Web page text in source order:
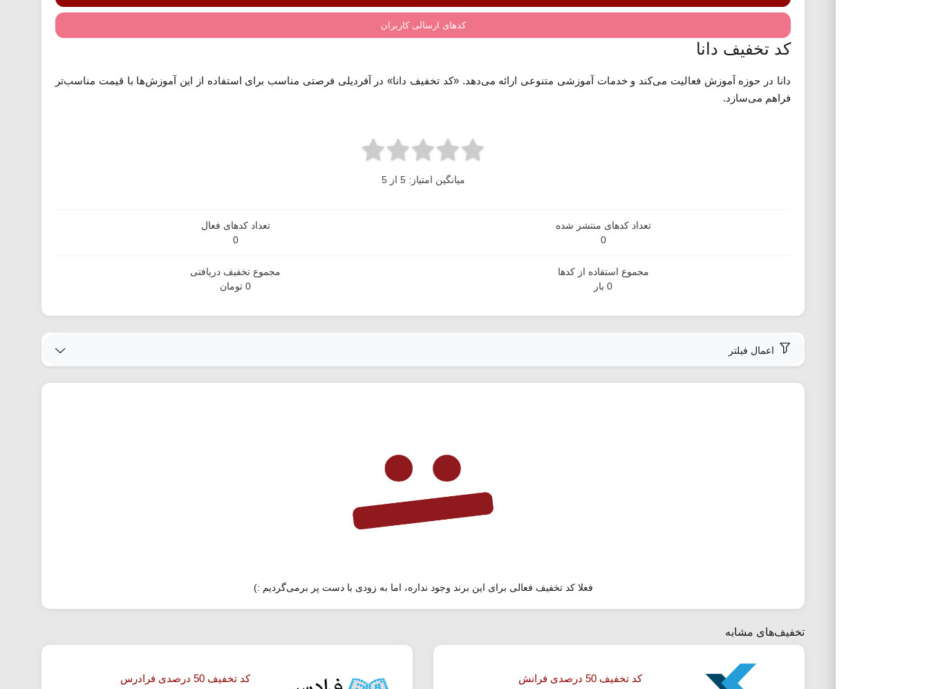
کدهای ارسالی کاربران
کد تخفیف دانا
دانا در حوزه آموزش فعالیت می‌کند و خدمات آموزشی متنوعی ارائه می‌دهد. «کد تخفیف دانا» در آفردیلی فرصتی مناسب برای استفاده از این آموزش‌ها با قیمت مناسب‌تر
فراهم می‌سازد.
میانگین امتیاز: 5 از 5
تعداد کدهای منتشر شده
0
تعداد کدهای فعال
0
مجموع استفاده از کدها
0 بار
مجموع تخفیف دریافتی
0 تومان
اعمال فیلتر
فعلا کد تخفیف فعالی برای این برند وجود نداره، اما به زودی با دست پر برمی‌گردیم :)
تخفیف‌های مشابه
کد تخفیف 50 درصدی فرانش کد تخفیف 50 درصدی فرادرس